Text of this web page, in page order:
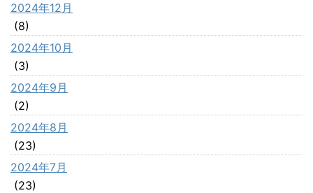
2024年12月
(8)
2024年10月
(3)
2024年9月
(2)
2024年8月
(23)
2024年7月
(23)